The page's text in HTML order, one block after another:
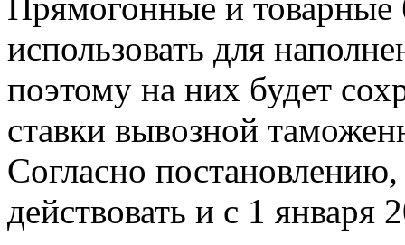
использовать для
поэтому на них будет
ставки вывозной
Согласно постановлению,
действовать и с 1 января